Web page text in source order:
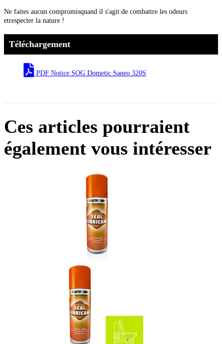
Ne faites aucun compromisquand il s'agit de combattre les odeurs
etrespecter la nature !
Téléchargement
PDF Notice SOG Dometic Saneo 320S
Ces articles pourraient
également vous intéresser